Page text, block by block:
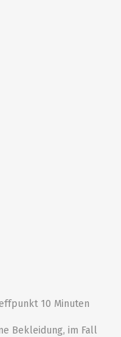
10 Minuten
Bekleidung, im Fall